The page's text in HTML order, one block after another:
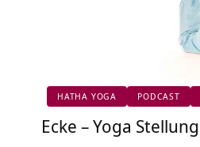
HATHA YOGA PODCAST
Ecke – Yoga Stellung